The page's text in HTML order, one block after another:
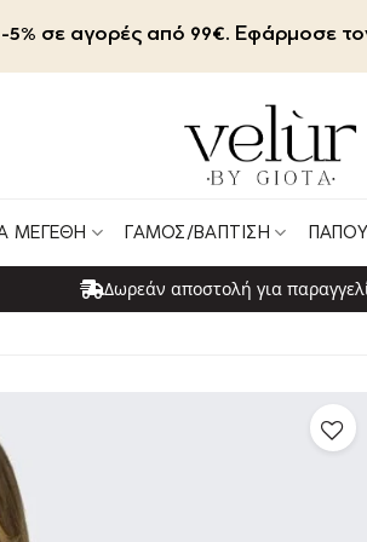
σε αγορές από 99€. Εφάρμοσε
ΜΕΓΈΘΗ ΓΆΜΟΣ/ΒΆΠΤΙΣΗ
Δωρεάν αποστολή για